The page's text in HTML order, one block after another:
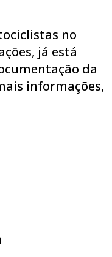
no
já está
da
informações,